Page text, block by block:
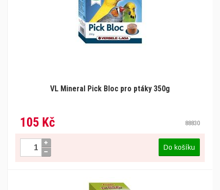
VL Mineral Pick Bloc pro ptáky 350g
105 Kč 88830
Do košíku